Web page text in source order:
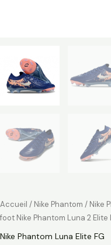
Accueil / Nike Phantom / Nike
foot Nike Phantom Luna 2
Nike Phantom Luna Elite FG